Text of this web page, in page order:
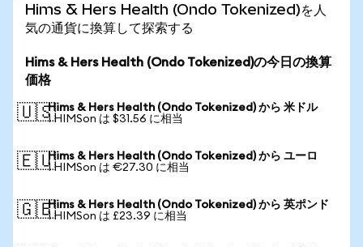
Hims & Hers Health (Ondo Tokenized)を人
気の通貨に換算して探索する
Hims & Hers Health (Ondo Tokenized)の今日の換算
価格
🇺🇸Hims & Hers Health (Ondo Tokenized) から 米ドル
1 HIMSon は $31.56 に相当
🇪🇺Hims & Hers Health (Ondo Tokenized) から ユーロ
1 HIMSon は €27.30 に相当
🇬🇧Hims & Hers Health (Ondo Tokenized) から 英ポンド
1 HIMSon は £23.39 に相当